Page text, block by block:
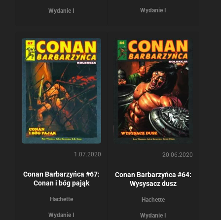
Wydanie I Wydanie I
1.07.2020
Conan Barbarzyńca #67:
Conan i bóg pająk
Hachette
Wydanie I
20.06.2020
Conan Barbarzyńca #64:
Wysysacz dusz
Hachette
Wydanie I